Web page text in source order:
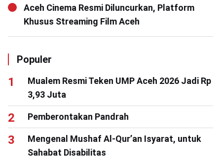
Aceh Cinema Resmi Diluncurkan, Platform
Khusus Streaming Film Aceh
Populer
Mualem Resmi Teken UMP Aceh 2026 Jadi Rp
3,93 Juta
Pemberontakan Pandrah
Mengenal Mushaf Al-Qur’an Isyarat, untuk
Sahabat Disabilitas